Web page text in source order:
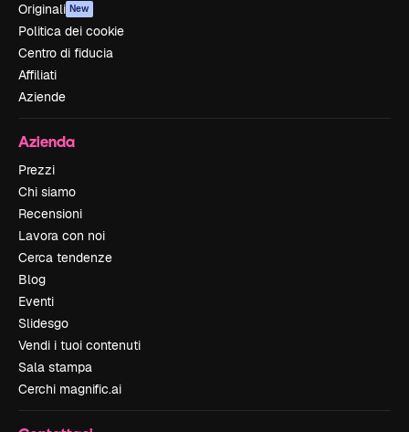
Originali New
Politica dei cookie
Centro di fiducia
Affiliati
Aziende
Azienda
Prezzi
Chi siamo
Recensioni
Lavora con noi
Cerca tendenze
Blog
Eventi
Slidesgo
Vendi i tuoi contenuti
Sala stampa
Cerchi magnific.ai